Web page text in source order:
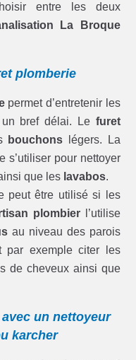
entre les deux
La Broque
plomberie
permet d’entretenir les
bref délai. Le furet
bouchons légers. La
s’utiliser pour nettoyer
que les lavabos.
peut être utilisé si les
plombierl’utilise
au niveau des parois
par exemple citer les
de cheveux ainsi que
un nettoyeur
karcher